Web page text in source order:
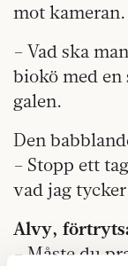
mot kameran.
– Vad ska
biokö med
galen.
Den
– Stopp ett
vad jag
Alvy,
– Måste du